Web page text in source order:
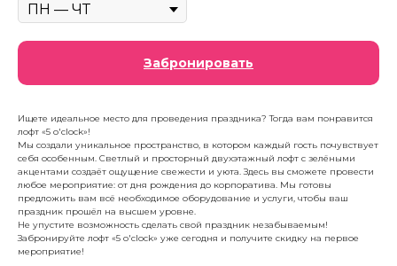
Забронировать
Ищете идеальное место для проведения праздника? Тогда вам понравится
лофт «5 o'clock»!
Мы создали уникальное пространство, в котором каждый гость почувствует
себя особенным. Светлый и просторный двухэтажный лофт с зелёными
акцентами создаёт ощущение свежести и уюта. Здесь вы сможете провести
любое мероприятие: от дня рождения до корпоратива. Мы готовы
предложить вам всё необходимое оборудование и услуги, чтобы ваш
праздник прошёл на высшем уровне.
Не упустите возможность сделать свой праздник незабываемым!
Забронируйте лофт «5 o'clock» уже сегодня и получите скидку на первое
мероприятие!